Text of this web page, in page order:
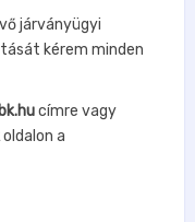
járványügyi
kérem minden
címre vagy
oldalon a